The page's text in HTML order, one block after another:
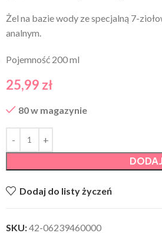
Żel na bazie wody ze specjalną 7-
analnym.
Pojemność 200 ml
25,99 zł
80 w magazynie
Dodaj do listy życzeń
SKU:42-06239460000